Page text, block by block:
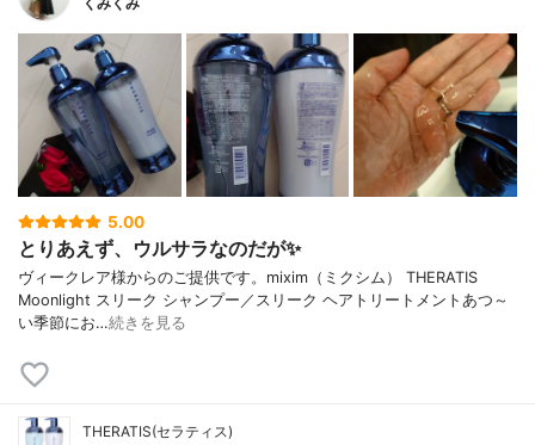
5.00
とりあえず、ウルサラなのだが✨
ヴィークレア様からのご提供です。mixim（ミクシム） THERATIS
Moonlight スリーク シャンプー／スリーク ヘアトリートメントあつ～
い季節にお…続きを見る
THERATIS(セラティス)